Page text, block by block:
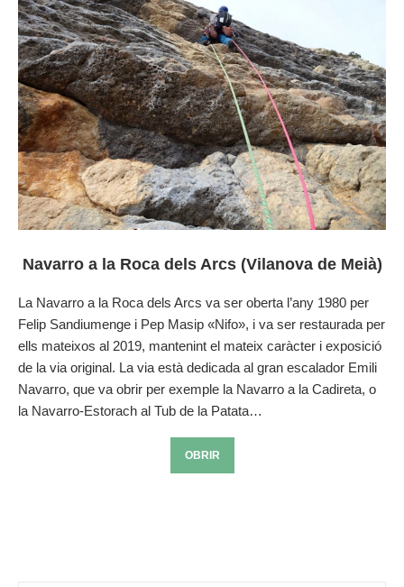
Navarro a la Roca dels Arcs (Vilanova de Meià)
La Navarro a la Roca dels Arcs va ser oberta l’any 1980 per
Felip Sandiumenge i Pep Masip «Nifo», i va ser restaurada per
ells mateixos al 2019, mantenint el mateix caràcter i exposició
de la via original. La via està dedicada al gran escalador Emili
Navarro, que va obrir per exemple la Navarro a la Cadireta, o
la Navarro-Estorach al Tub de la Patata…
OBRIR